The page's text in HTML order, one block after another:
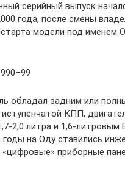
серийный выпуск
года, после смены
модели под именем
обладал задним или
КПП,
2,0 литра и 1,6-литровым
годы на Оду ставились
приборные